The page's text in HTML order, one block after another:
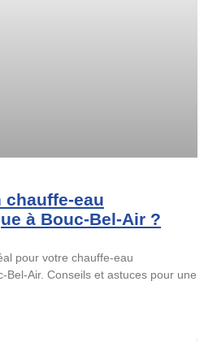
chauffe-eau
à Bouc-Bel-Air ?
pour votre chauffe-eau
Bel-Air. Conseils et astuces pour une